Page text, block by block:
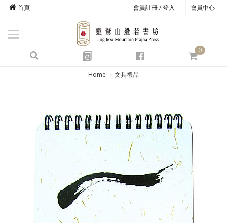
會員註冊 / 登入 會員中心
首頁
e
0
商品總覽
心道書庫
靈鷲叢書
Home 文具禮品